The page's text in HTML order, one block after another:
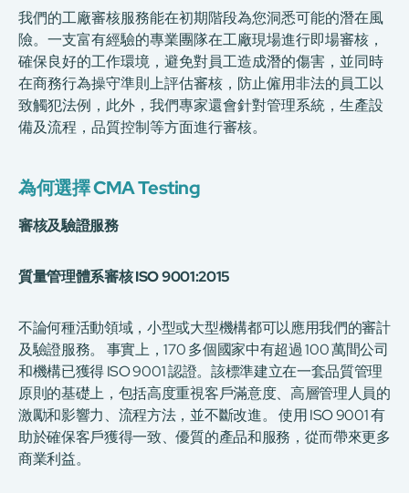
我們的工廠審核服務能在初期階段為您洞悉可能的潛在風
險。一支富有經驗的專業團隊在工廠現場進行即場審核，
確保良好的工作環境，避免對員工造成潛的傷害，並同時
在商務行為操守準則上評估審核，防止僱用非法的員工以
致觸犯法例，此外，我們專家還會針對管理系統，生產設
備及流程，品質控制等方面進行審核。
為何選擇 CMA Testing
審核及驗證服務
質量管理體系審核 ISO 9001:2015
不論何種活動領域，小型或大型機構都可以應用我們的審計
及驗證服務。 事實上，170 多個國家中有超過 100 萬間公司
和機構已獲得 ISO 9001 認證。該標準建立在一套品質管理
原則的基礎上，包括高度重視客戶滿意度、高層管理人員的
激勵和影響力、流程方法，並不斷改進。 使用 ISO 9001 有
助於確保客戶獲得一致、優質的產品和服務，從而帶來更多
商業利益。